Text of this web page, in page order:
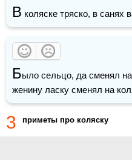
В коляске тряско, в санях
Было сельцо, да сменял на
женину ласку сменял на
3 приметы про коляску